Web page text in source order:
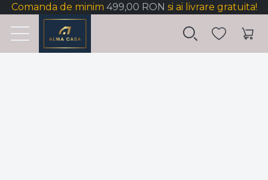
Comanda de minim 499,00 RON si ai livrare gratuita!